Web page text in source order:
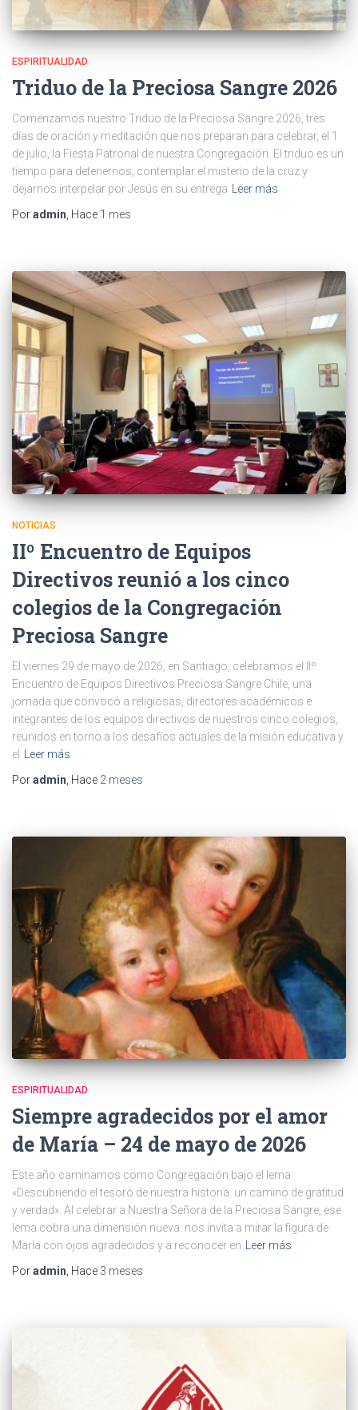
ESPIRITUALIDAD
Triduo de la Preciosa Sangre 2026
Comenzamos nuestro Triduo de la Preciosa Sangre 2026, tres
días de oración y meditación que nos preparan para celebrar, el 1
de julio, la Fiesta Patronal de nuestra Congregación. El triduo es un
tiempo para detenernos, contemplar el misterio de la cruz y
dejarnos interpelar por Jesús en su entrega
Leer más
Poradmin , Hace 1 mes
NOTICIAS
IIº Encuentro de Equipos
Directivos reunió a los cinco
colegios de la Congregación
Preciosa Sangre
El viernes 29 de mayo de 2026, en Santiago, celebramos el IIº
Encuentro de Equipos Directivos Preciosa Sangre Chile, una
jornada que convocó a religiosas, directores académicos e
integrantes de los equipos directivos de nuestros cinco colegios,
reunidos en torno a los desafíos actuales de la misión educativa y
el
Leer más
Poradmin , Hace 2 meses
ESPIRITUALIDAD
Siempre agradecidos por el amor
de María – 24 de mayo de 2026
Este año caminamos como Congregación bajo el lema
«Descubriendo el tesoro de nuestra historia: un camino de gratitud
y verdad». Al celebrar a Nuestra Señora de la Preciosa Sangre, ese
lema cobra una dimensión nueva: nos invita a mirar la figura de
María con ojos agradecidos y a reconocer en Leer más
Poradmin, Hace 3 meses